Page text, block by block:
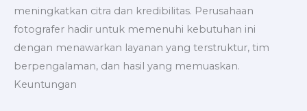
meningkatkan citra dan kredibilitas. Perusahaan
fotografer hadir untuk memenuhi kebutuhan ini
dengan menawarkan layanan yang terstruktur, tim
berpengalaman, dan hasil yang memuaskan.
Keuntungan